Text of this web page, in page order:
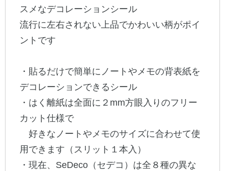
日本ノート
スメなデコレーションシール
流行に左右されない上品でかわいい柄がポイ
ントです
・貼るだけで簡単にノートやメモの背表紙を
デコレーションできるシール
・はく離紙は全面に２mm方眼入りのフリー
カット仕様で
好きなノートやメモのサイズに合わせて使
用できます（スリット１本入）
・現在、SeDeco（セデコ）は全８種の異な